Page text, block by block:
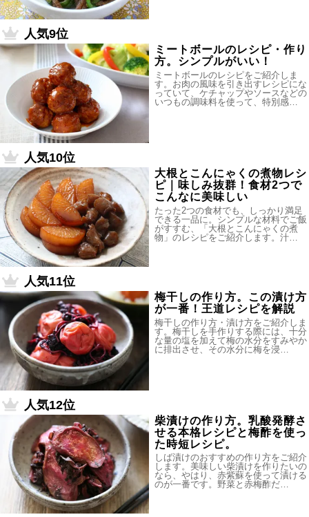
人気9位
ミートボールのレシピ・作り
方。シンプルがいい！
ミートボールのレシピをご紹介しま
す。お肉の風味を引き出すレシピにな
っていて、ケチャップやソースなどの
いつもの調味料を使って、特別感…
人気10位
大根とこんにゃくの煮物レシ
ピ｜味しみ抜群！食材2つで
こんなに美味しい
たった2つの食材でも、しっかり満足
できる一品に。シンプルな材料でご飯
がすすむ、「大根とこんにゃくの煮
物」のレシピをご紹介します。汁…
人気11位
梅干しの作り方。この漬け方
が一番！王道レシピを解説
梅干しの作り方・漬け方をご紹介しま
す。梅干しを手作りする際には、十分
な量の塩を加えて梅の水分をすみやか
に排出させ、その水分に梅を浸…
人気12位
柴漬けの作り方。乳酸発酵さ
せる本格レシピと梅酢を使っ
た時短レシピ。
しば漬けのおすすめの作り方をご紹介
します。美味しい柴漬けを作りたいの
なら、やはり、赤紫蘇を使って漬ける
のが一番です。野菜と赤梅酢だ…